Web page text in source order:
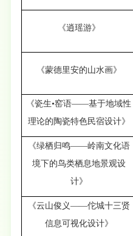
《逍瑶游》
《蒙德里安的山水画》
《瓷生•窑语——基于地域性
理论的陶瓷特色民宿设计》
《绿栖归鸣——岭南文化语
境下的鸟类栖息地景观设
计》
《云山俊义——佗城十三贤
信息可视化设计》